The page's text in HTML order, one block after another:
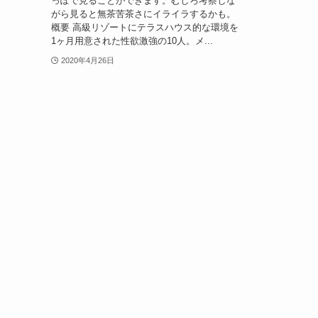
がら見ると無茶苦茶さにイライラするかも。
概要 高級リゾートにテラスハウス的な環境を
1ヶ月用意された性欲激強の10人。メ...
2020年4月26日